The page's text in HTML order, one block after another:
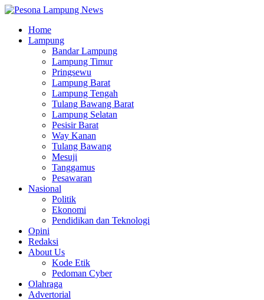
Home
Lampung
Bandar Lampung
Lampung Timur
Pringsewu
Lampung Barat
Lampung Tengah
Tulang Bawang Barat
Lampung Selatan
Pesisir Barat
Way Kanan
Tulang Bawang
Mesuji
Tanggamus
Pesawaran
Nasional
Politik
Ekonomi
Pendidikan dan Teknologi
Opini
Redaksi
About Us
Kode Etik
Pedoman Cyber
Olahraga
Advertorial